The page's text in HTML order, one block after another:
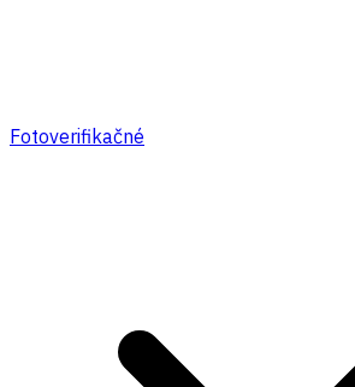
Fotoverifikačné